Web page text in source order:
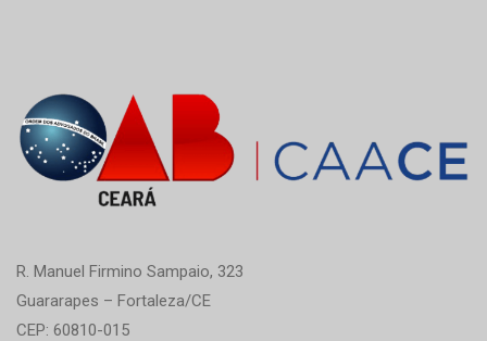
R. Manuel Firmino Sampaio, 323
Guararapes – Fortaleza/CE
CEP: 60810-015